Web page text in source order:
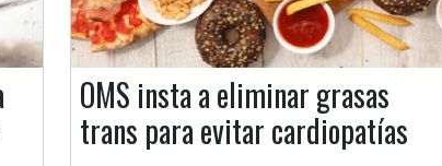
OMS insta a eliminar grasas
trans para evitar cardiopatías